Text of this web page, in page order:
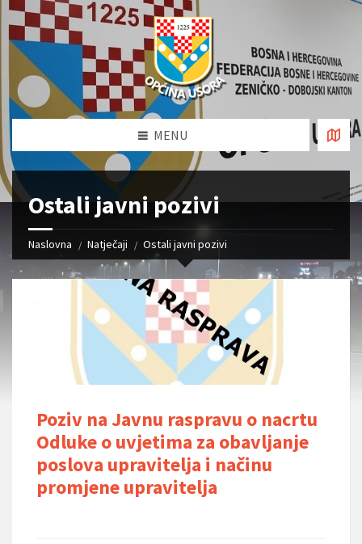
MENU
Ostali javni pozivi
Naslovna Natječaji Ostali javni pozivi
Poziv na Javnu raspravu o nacrtu
Odluke o uvjetima za obavljanje
poslova upravitelja i načinu
promjene upravitelja